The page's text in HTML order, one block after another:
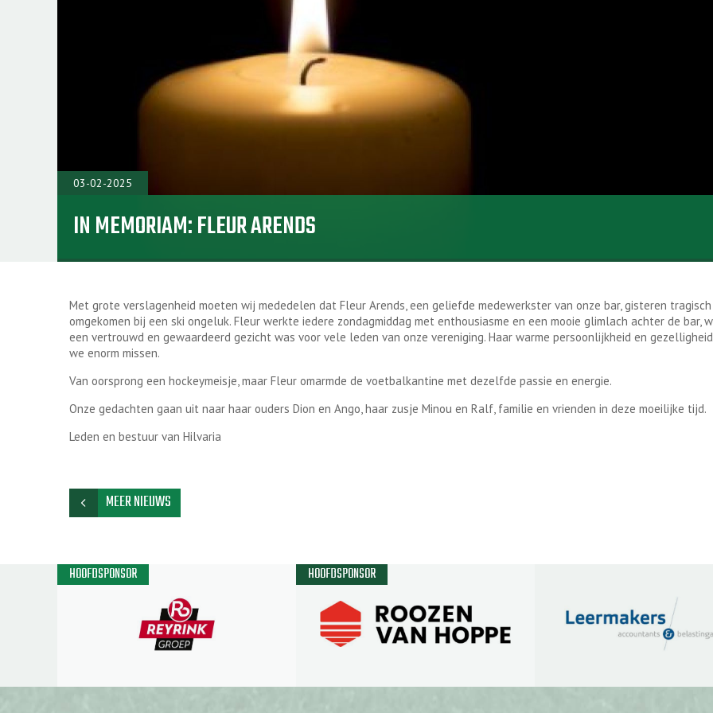
IN MEMORIAM: FLEUR ARENDS
03-02-2025
Met grote verslagenheid moeten wij mededelen dat Fleur Arends, een geliefde medewerkster van onze bar, gisteren tragisch
omgekomen bij een ski ongeluk. Fleur werkte iedere zondagmiddag met enthousiasme en een mooie glimlach achter de bar,
een vertrouwd en gewaardeerd gezicht was voor vele leden van onze vereniging. Haar warme persoonlijkheid en
we enorm missen.
Van oorsprong een hockeymeisje, maar Fleur omarmde de voetbalkantine met dezelfde passie en energie.
Onze gedachten gaan uit naar haar ouders Dion en Ango, haar zusje Minou en Ralf, familie en vrienden in deze moeilijke tijd.
Leden en bestuur van Hilvaria
MEER NIEUWS
chevron_left
HOOFDSPONSOR HOOFDSPONSOR